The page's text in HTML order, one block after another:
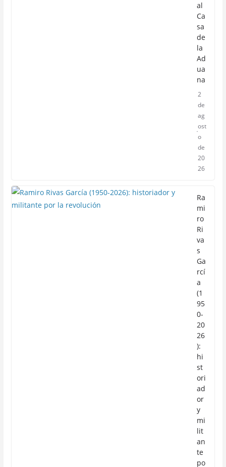
al
Ca
sa
de
la
Ad
ua
na
2
de
ag
ost
o
de
20
26
Ra
mi
ro
Ri
va
s
Ga
rcí
a
(1
95
0-
20
26
):
hi
st
ori
ad
or
y
mi
lit
an
te
po